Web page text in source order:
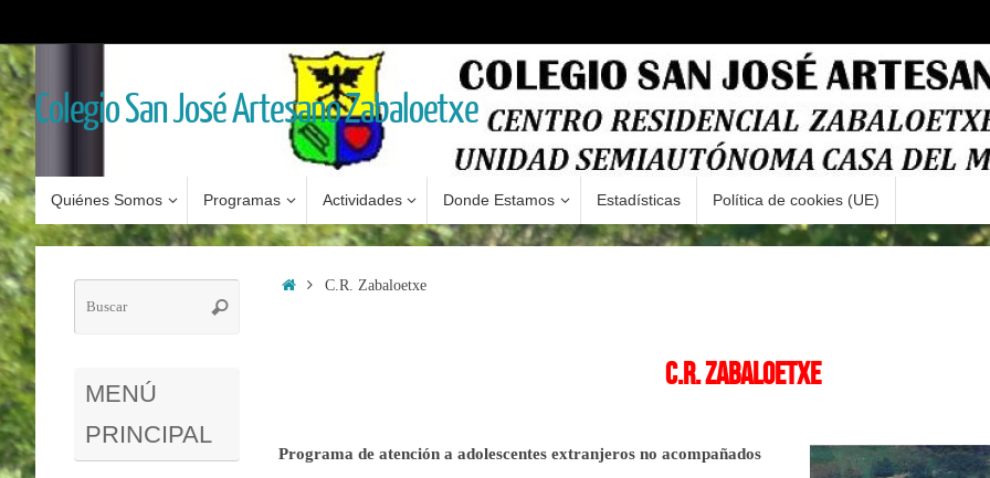
al
contenido
Colegio San José Artesano Zabaloetxe
Saltar
al
contenido
Quiénes Somos Programas Actividades Donde Estamos Estadísticas Política de cookies (UE)
InicioC.R. Zabaloetxe
C.R. ZABALOETXE
Programa de atención a adolescentes extranjeros no acompañados
Búsqueda
Buscar
MENÚ
PRINCIPAL